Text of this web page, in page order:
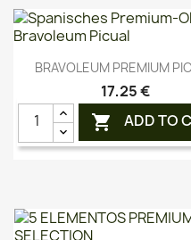
Vorschau
BRAVOLEUM PREMIUM
17,25 €
 ADD TO